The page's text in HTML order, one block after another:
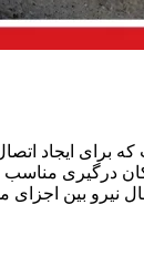
که برای ایجاد
درگیری
نیرو بین